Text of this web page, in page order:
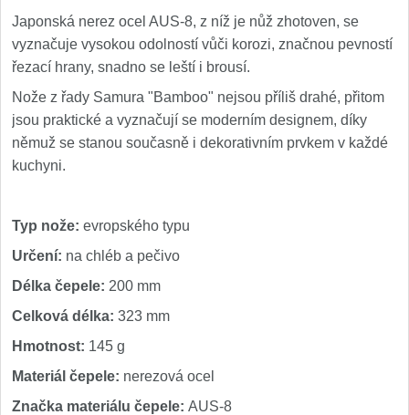
Outdoorové 10
Špeciálne nože
Vrhacie 12
Záchranárske
Ostrenie nožov
Ostřiče nožů
Brusné kameny
Doplňky a díly
Nože SEBURO
Japonská nerez ocel AUS-8, z níž je nůž zhotoven, se
vyznačuje vysokou odolností vůči korozi, značnou pevností
řezací hrany, snadno se leští i brousí.
Nože z řady Samura "Bamboo" nejsou příliš drahé, přitom
jsou praktické a vyznačují se moderním designem, díky
němuž se stanou současně i dekorativním prvkem v každé
kuchyni.
Typ nože: evropského typu
Určení: na chléb a pečivo
Délka čepele: 200 mm
Celková délka: 323 mm
Hmotnost: 145 g
Materiál čepele: nerezová ocel
Značka materiálu čepele: AUS-8